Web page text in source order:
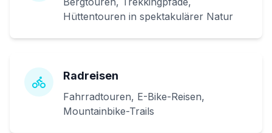
Hüttentouren in spektakulärer Natur
Radreisen
Fahrradtouren, E-Bike-Reisen,
Mountainbike-Trails